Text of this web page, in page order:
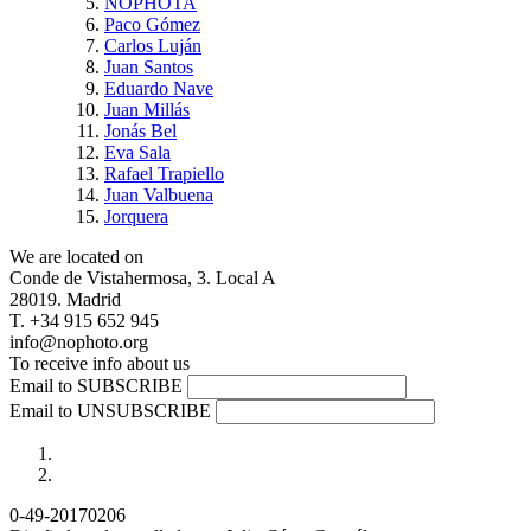
Paco Gómez
Carlos Luján
Juan Santos
Eduardo Nave
Juan Millás
Jonás Bel
Eva Sala
Rafael Trapiello
Juan Valbuena
Jorquera
We are located on
Conde de Vistahermosa, 3. Local A
28019. Madrid
T. +34 915 652 945
info@nophoto.org
To receive info about us
Email to SUBSCRIBE
Email to UNSUBSCRIBE
0-49-20170206